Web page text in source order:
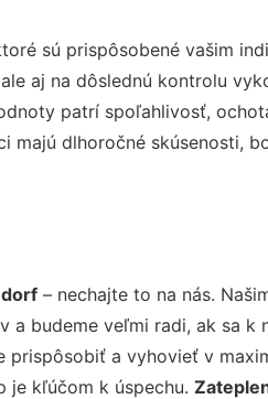
sú prispôsobené vašim
aj na dôslednú kontrolu
patrí spoľahlivosť,
majú dlhoročné skúsenosti,
– nechajte to na nás.
a budeme veľmi radi, ak sa k
prispôsobiť a vyhovieť v
je kľúčom k úspechu.